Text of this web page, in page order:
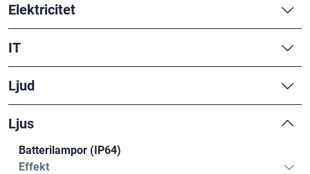
Elektricitet
IT
Ljud
Ljus
Batterilampor (IP64)
Effekt